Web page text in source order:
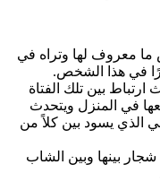
معروف لها وتراه في
في هذا الشخص.
بين تلك الفتاة
في المنزل ويتحدث
الذي يسود بين كلاً من
بينها وبين الشاب